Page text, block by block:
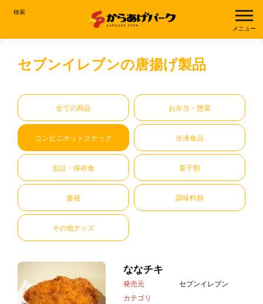
検索
メニュー
セブンイレブンの唐揚げ製品
全ての商品 お弁当・惣菜
コンビニホットスナック 冷凍食品
缶詰・保存食 菓子類
書籍 調味料類
その他グッズ
ななチキ
発売元
セブンイレブン
カテゴリ